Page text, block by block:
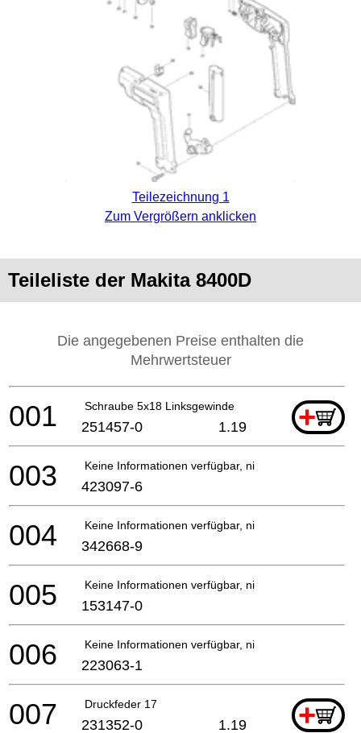
Teilezeichnung 1
Zum Vergrößern anklicken
Teileliste der Makita 8400D
Die angegebenen Preise enthalten die
Mehrwertsteuer
Schraube 5x18 Linksgewinde +
001 251457-0 1.19
Keine Informationen verfügbar, nicht bestellbar
003 423097-6
Keine Informationen verfügbar, nicht bestellbar
004 342668-9
Keine Informationen verfügbar, nicht bestellbar
005 153147-0
Keine Informationen verfügbar, nicht bestellbar
006 223063-1
Druckfeder 17 +
007 231352-0 1.19